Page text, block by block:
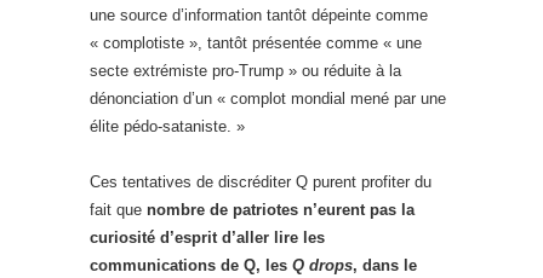
une source d’information tantôt dépeinte comme
« complotiste », tantôt présentée comme « une
secte extrémiste pro-Trump » ou réduite à la
dénonciation d’un « complot mondial mené par une
élite pédo-sataniste. »
Ces tentatives de discréditer Q purent profiter du
fait que nombre de patriotes n’eurent pas la
curiosité d’esprit d’aller lire les
communications de Q, les Q drops, dans le